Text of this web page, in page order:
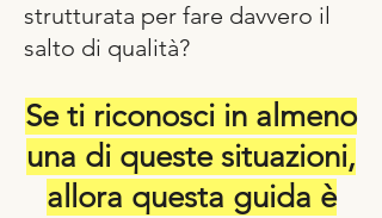
strutturata per fare davvero il
salto di qualità?
Se ti riconosci in almeno
una di queste situazioni,
allora questa guida è